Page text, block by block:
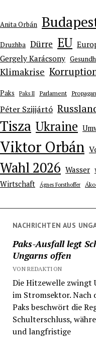
NACHRICHTEN AUS
Paks-Ausfall legt
Ungarns offen
VON REDAKTION
Die Hitzewelle zwingt
im Stromsektor. Nach
Paks beschwört die
Schulterschluss,
und langfristige
Anita Orbán
Druzhba Dürre EU
Gergely Karácsony
Klimakrise
Paks Paks II Parlament
Péter Szijjártó
Tisza Ukraine
Viktor Orbán
Wahl 2026 Wasser
Wirtschaft Ágnes Forsthoffer